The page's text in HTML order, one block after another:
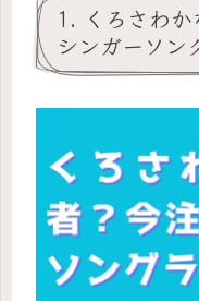
1. くろさわ
シンガーソン